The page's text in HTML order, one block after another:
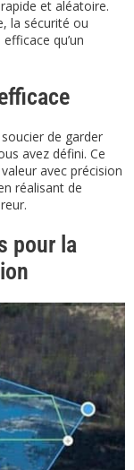
et aléatoire.
la sécurité ou
qu’un
de garder
avez défini. Ce
avec précision
réalisant de
pour la